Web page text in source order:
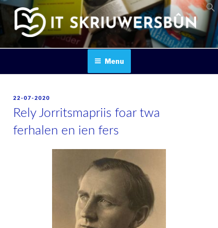
Skip
content
IT SKRIUWERSBOUN
Menu
POSTED
22-07-2020
Rely Jorritsmapriis foar twa
ferhalen en ien fers